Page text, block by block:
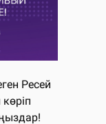
Ресей